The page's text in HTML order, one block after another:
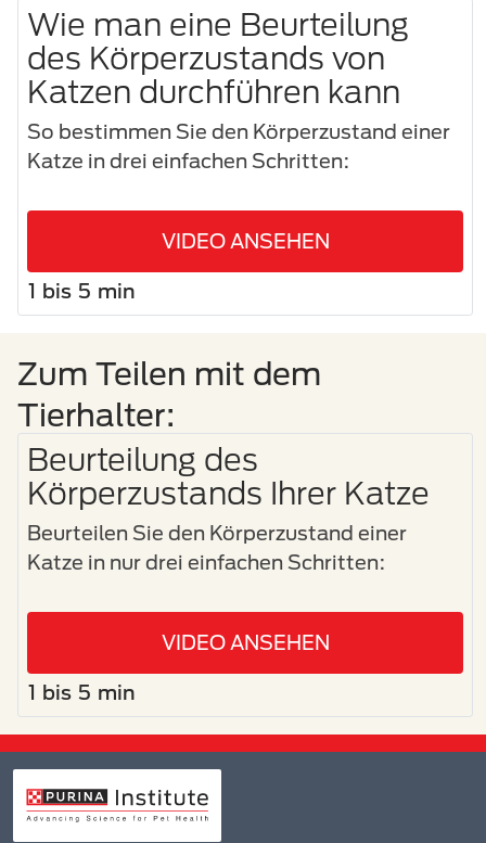
Wie man eine Beurteilung
des Körperzustands von
Katzen durchführen kann
So bestimmen Sie den Körperzustand einer
Katze in drei einfachen Schritten:
VIDEO ANSEHEN
1 bis 5 min
Zum Teilen mit dem
Tierhalter:
Beurteilung des
Körperzustands Ihrer Katze
Beurteilen Sie den Körperzustand einer
Katze in nur drei einfachen Schritten:
VIDEO ANSEHEN
1 bis 5 min